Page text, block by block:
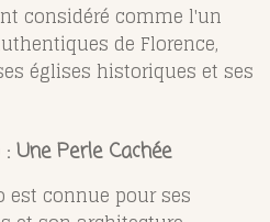
considéré comme l'un
de Florence,
églises historiques et ses
Une Perle Cachée
est connue pour ses